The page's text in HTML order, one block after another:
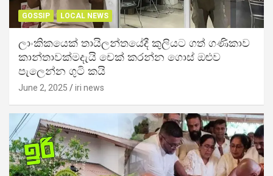
GOSSIP LOCAL NEWS
ලාංකිකයෙක් තායිලන්තයේදී කුලියට ගත් ගණිකාව
කාන්තාවක්මදැයි චෙක් කරන්න ගොස් ඔළුව
පැලෙන්න ගුටි කයි
June 2, 2025 iri news